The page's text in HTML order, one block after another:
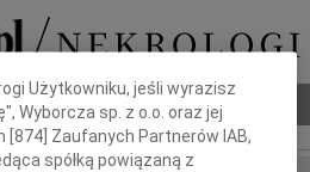
pogrzebowy
Użytkowniku, jeśli wyrazisz
Wyborcza sp. z o.o. oraz jej
[874 ] Zaufanych Partnerów IAB,
spółką powiązaną z